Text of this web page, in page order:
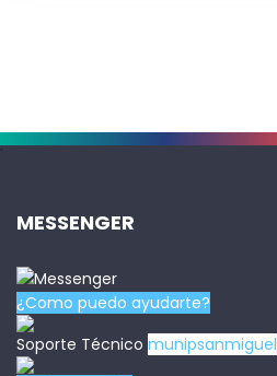
.
MESSENGER
¿Como puedo ayudarte?
Soporte Técnico munipsanmiguel